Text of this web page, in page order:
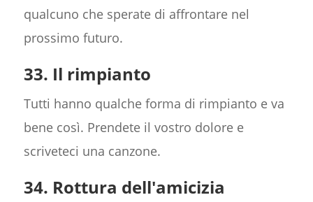
qualcuno che sperate di affrontare nel
prossimo futuro.
33. Il rimpianto
Tutti hanno qualche forma di rimpianto e va
bene così. Prendete il vostro dolore e
scriveteci una canzone.
34. Rottura dell'amicizia